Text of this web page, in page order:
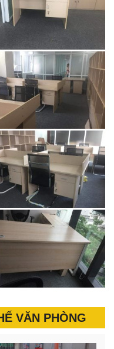
VĂN PHÒNG